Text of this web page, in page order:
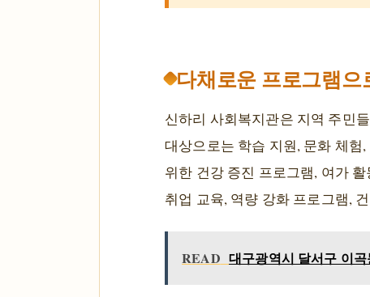
다채로운 프로그램
신하리 사회복지관은 지역 주민
대상으로는 학습 지원, 문화 체
위한 건강 증진 프로그램, 여가
취업 교육, 역량 강화 프로그램,
READ 대구광역시 달서구 이